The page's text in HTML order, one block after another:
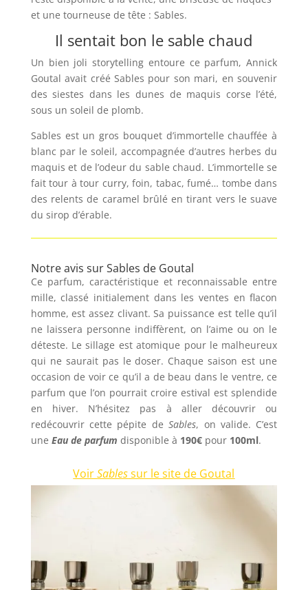
et une tourneuse de tête : Sables.
Il sentait bon le sable chaud
Un bien joli storytelling entoure ce parfum, Annick
Goutal avait créé Sables pour son mari, en souvenir
des siestes dans les dunes de maquis corse l’été,
sous un soleil de plomb.
Sables est un gros bouquet d’immortelle chauffée à
blanc par le soleil, accompagnée d’autres herbes du
maquis et de l’odeur du sable chaud. L’immortelle se
fait tour à tour curry, foin, tabac, fumé… tombe dans
des relents de caramel brûlé en tirant vers le suave
du sirop d’érable.
Notre avis sur Sables de Goutal
Ce parfum, caractéristique et reconnaissable entre
mille, classé initialement dans les ventes en flacon
homme, est assez clivant. Sa puissance est telle qu’il
ne laissera personne indiffèrent, on l’aime ou on le
déteste. Le sillage est atomique pour le malheureux
qui ne saurait pas le doser. Chaque saison est une
occasion de voir ce qu’il a de beau dans le ventre, ce
parfum que l’on pourrait croire estival est splendide
en hiver. N’hésitez pas à aller découvrir ou
redécouvrir cette pépite deSables, on valide. C’est
une Eau de parfum disponible à 190€pour 100ml.
VoirSablessur le site de Goutal